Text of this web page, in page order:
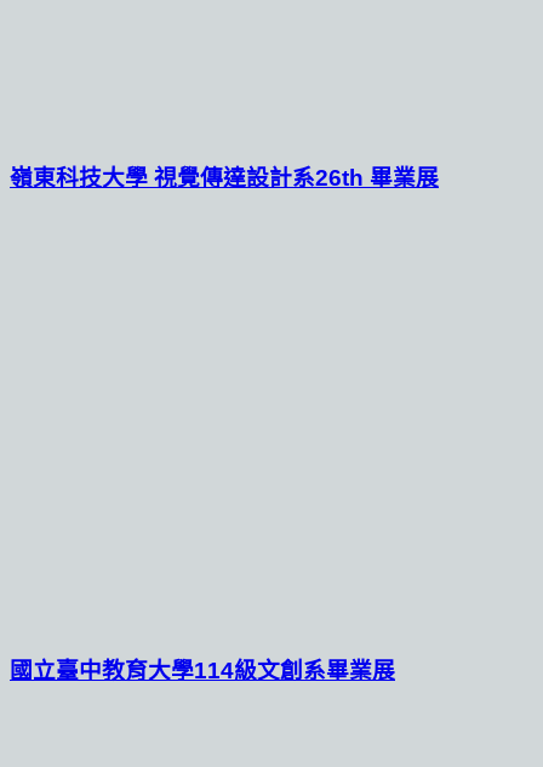
嶺東科技大學 視覺傳達設計系26th 畢業展
國立臺中教育大學114級文創系畢業展